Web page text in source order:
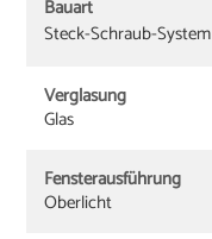
Bauart
Steck-Schraub-System
Verglasung
Glas
Fensterausführung
Oberlicht